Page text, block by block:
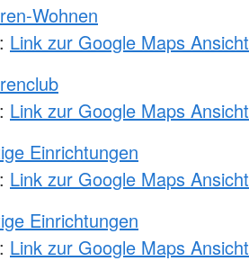
Wohnen
Link zur Google Maps Ansicht
Link zur Google Maps Ansicht
Einrichtungen
Link zur Google Maps Ansicht
Einrichtungen
Link zur Google Maps Ansicht